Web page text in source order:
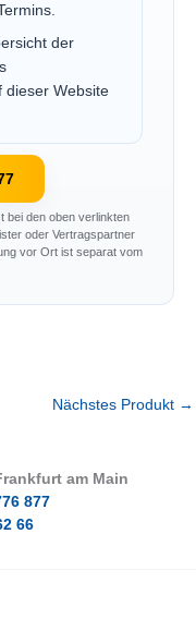
der
Website
bei den oben verlinkten
oder Vertragspartner
vor Ort ist separat vom
Nächstes Produkt →
am Main
877
66